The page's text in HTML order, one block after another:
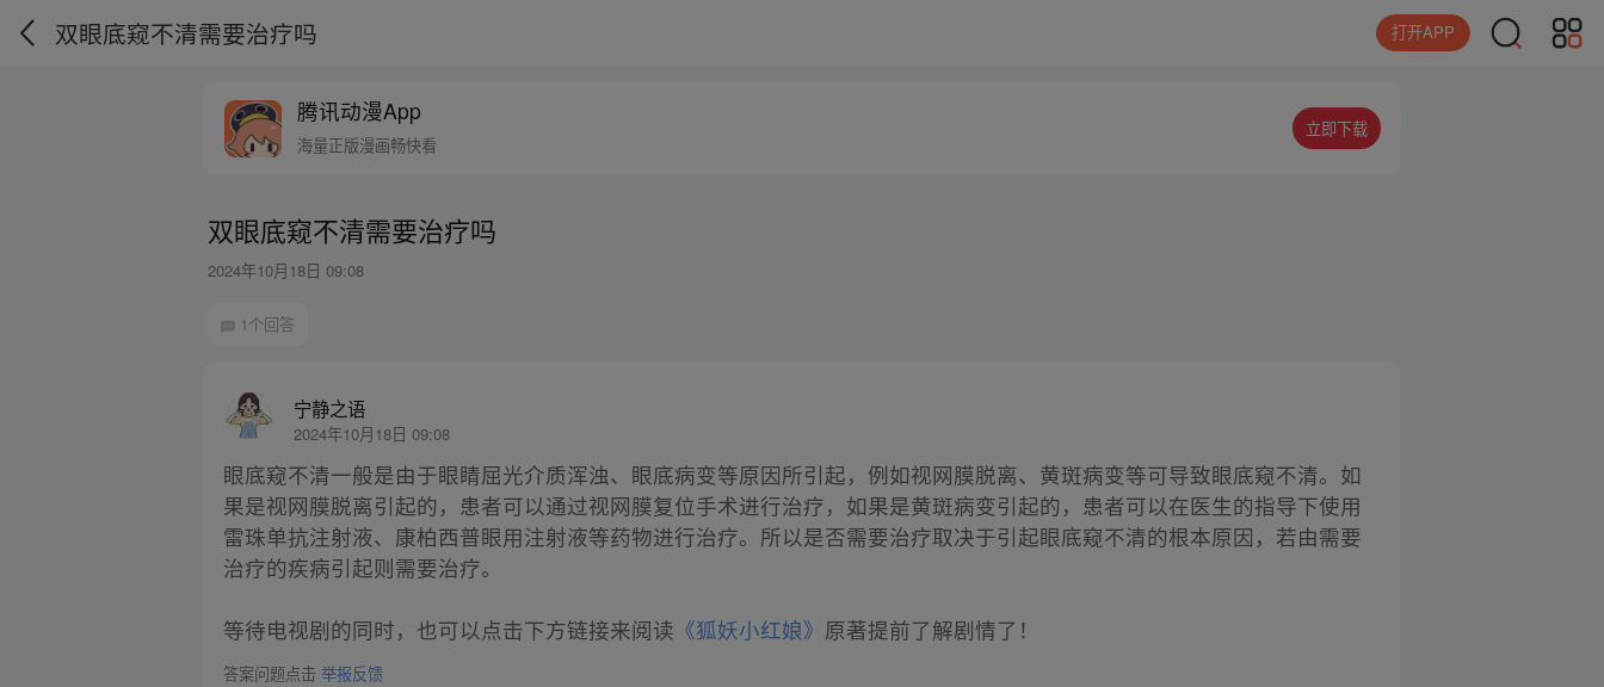
双眼底窥不清需要治疗吗 打开APP
腾讯动漫App
海量正版漫画畅快看
立即下载
双眼底窥不清需要治疗吗
2024年10月18日 09:08
1个回答
宁静之语
2024年10月18日 09:08
眼底窥不清一般是由于眼睛屈光介质浑浊、眼底病变等原因所引起，例如视网膜脱离、黄斑病变等可导致眼底窥不清。如
果是视网膜脱离引起的，患者可以通过视网膜复位手术进行治疗，如果是黄斑病变引起的，患者可以在医生的指导下使用
雷珠单抗注射液、康柏西普眼用注射液等药物进行治疗。所以是否需要治疗取决于引起眼底窥不清的根本原因，若由需要
治疗的疾病引起则需要治疗。
等待电视剧的同时，也可以点击下方链接来阅读 《狐妖小红娘》 原著提前了解剧情了！
答案问题点击举报反馈